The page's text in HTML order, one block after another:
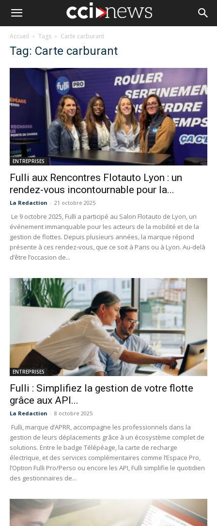
Accueil Tags Carte carburant
Tag: Carte carburant
ENTREPRISES
Fulli aux Rencontres Flotauto Lyon : un
rendez-vous incontournable pour la...
La Redaction - 21 octobre 2025
Le 9 octobre 2025, Fulli a participé au Salon Flotauto de Lyon, un
événement immanquable pour les acteurs de la mobilité et de la
gestion de flottes. Depuis plusieurs années, la marque répond
présente à ces rendez-vous, que ce soit à Paris ou à Lyon. Au-delà
d’être l’occasion de...
ENTREPRISES
Fulli : Simplifiez la gestion de votre flotte
grâce aux API...
La Redaction - 8 octobre 2025
Fulli, marque d’APRR, accompagne les professionnels dans la
gestion de leurs déplacements grâce à un écosystème complet de
solutions. Entre le badge Télépéage, la carte de recharge
électrique, et des services complémentaires comme l’Espace Pro,
l’Option Fulli Pro/Perso ou encore les API, Fulli simplifie le quotidien
des gestionnaires de...